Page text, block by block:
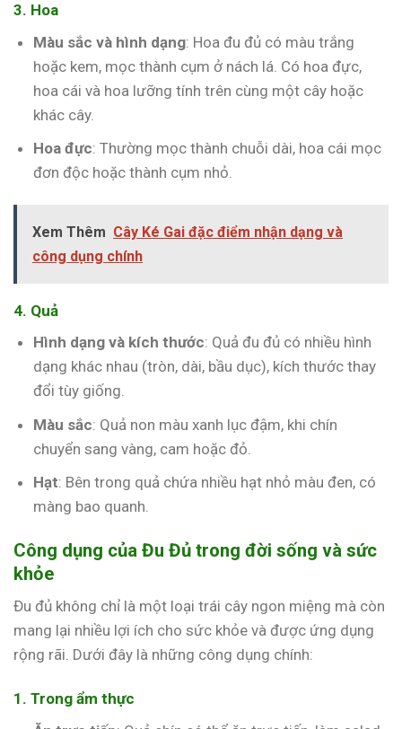
3. Hoa
Màu sắc và hình dạng: Hoa đu đủ có màu trắng
hoặc kem, mọc thành cụm ở nách lá. Có hoa đực,
hoa cái và hoa lưỡng tính trên cùng một cây hoặc
khác cây.
Hoa đực: Thường mọc thành chuỗi dài, hoa cái mọc
đơn độc hoặc thành cụm nhỏ.
Xem Thêm Cây Ké Gai đặc điểm nhận dạng và
công dụng chính
4. Quả
Hình dạng và kích thước: Quả đu đủ có nhiều hình
dạng khác nhau (tròn, dài, bầu dục), kích thước thay
đổi tùy giống.
Màu sắc: Quả non màu xanh lục đậm, khi chín
chuyển sang vàng, cam hoặc đỏ.
Hạt: Bên trong quả chứa nhiều hạt nhỏ màu đen, có
màng bao quanh.
Công dụng của Đu Đủ trong đời sống và sức
khỏe
Đu đủ không chỉ là một loại trái cây ngon miệng mà còn
mang lại nhiều lợi ích cho sức khỏe và được ứng dụng
rộng rãi. Dưới đây là những công dụng chính:
1. Trong ẩm thực